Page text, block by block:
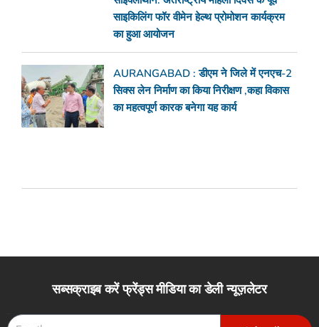
साइकिलिंग फॉर वीमेन हेल्थ प्रोमोशन कार्यक्रम
का हुआ आयोजन
AURANGABAD : डीएम ने जिले में एनएच-2
सिक्स लेन निर्माण का किया निरीक्षण ,कहा विकास
का महत्वपूर्ण कारक बनेगा यह कार्य
सब्सक्राइब करें फ्रेंड्स मीडिया का डेली न्यूज़लेटर